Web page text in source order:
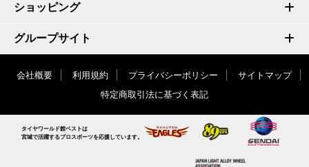
ショッピング
グループサイト
会社概要 利用規約 プライバシーポリシー
サイトマップ
特定商取引法に基づく表記
タイヤワールド館ベストは
宮城で活躍するプロスポーツを応援しています。